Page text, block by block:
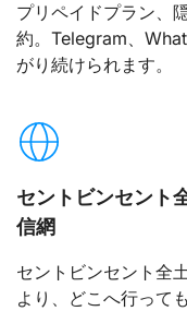
プリペイドプラン、
約。Telegram、
がり続けられます。
セントビンセント
信網
セントビンセント全
より、どこへ行って